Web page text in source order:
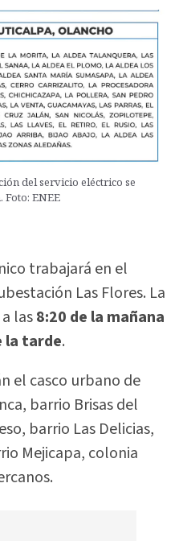
del servicio eléctrico se
Foto: ENEE
trabajará en el
Las Flores. La
las8:20 de la mañana
la tarde.
el casco urbano de
barrio Brisas del
barrio Las Delicias,
Mejicapa, colonia